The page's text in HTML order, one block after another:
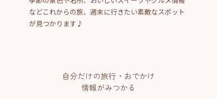
などこれからの旅、週末に行きたい素敵なスポット
が見つかります♪
自分だけの旅行・おでかけ
情報がみつかる